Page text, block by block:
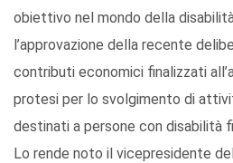
obiettivo nel mondo della
l’approvazione della recente
contributi economici finalizzati
protesi per lo svolgimento di
destinati a persone con disabilità
Lo rende noto il vicepresidente